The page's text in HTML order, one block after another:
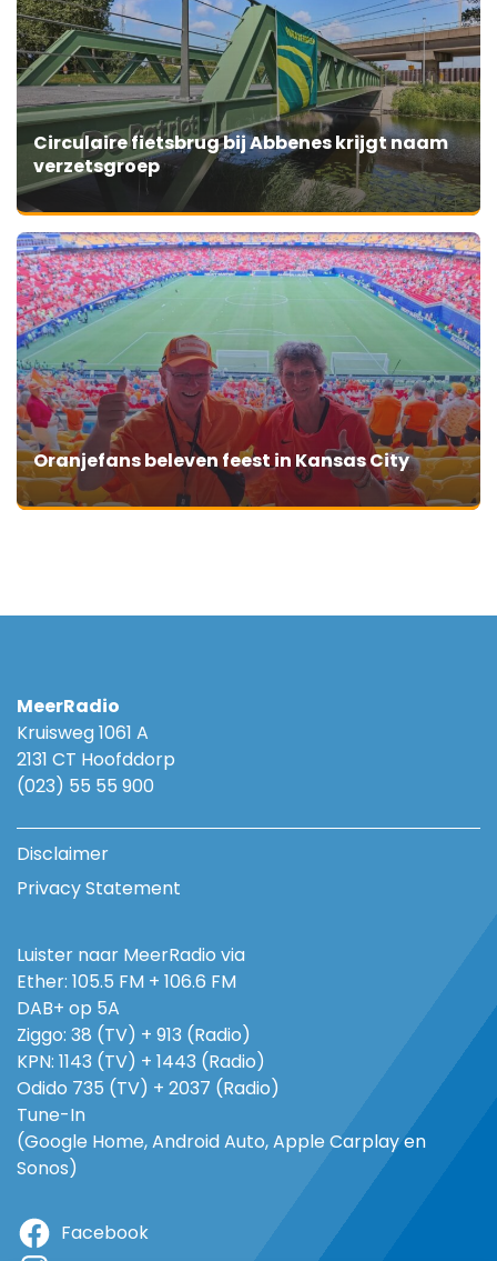
Circulaire fietsbrug bij Abbenes krijgt naam
verzetsgroep
Oranjefans beleven feest in Kansas City
MeerRadio
Kruisweg 1061 A
2131 CT Hoofddorp
(023) 55 55 900
Disclaimer
Privacy Statement
Luister naar MeerRadio via
Ether: 105.5 FM + 106.6 FM
DAB+ op 5A
Ziggo: 38 (TV) + 913 (Radio)
KPN: 1143 (TV) + 1443 (Radio)
Odido 735 (TV) + 2037 (Radio)
Tune-In
(Google Home, Android Auto, Apple Carplay en
Sonos)
Facebook